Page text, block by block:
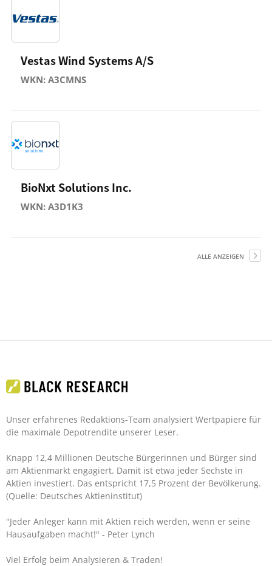
Vestas Wind Systems A/S
WKN: A3CMNS
BioNxt Solutions Inc.
WKN: A3D1K3
ALLE ANZEIGEN
Unser erfahrenes Redaktions-Team analysiert Wertpapiere für
die maximale Depotrendite unserer Leser.
Knapp 12,4 Millionen Deutsche Bürgerinnen und Bürger sind
am Aktienmarkt engagiert. Damit ist etwa jeder Sechste in
Aktien investiert. Das entspricht 17,5 Prozent der Bevölkerung.
(Quelle: Deutsches Aktieninstitut)
"Jeder Anleger kann mit Aktien reich werden, wenn er seine
Hausaufgaben macht!" - Peter Lynch
Viel Erfolg beim Analysieren & Traden!